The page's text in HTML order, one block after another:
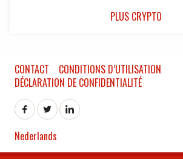
PLUS CRYPTO
CONTACT
CONDITIONS D’UTILISATION
DÉCLARATION DE CONFIDENTIALITÉ
Nederlands